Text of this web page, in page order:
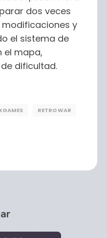
dos veces
modificaciones y
el sistema de
el mapa,
dificultad.
RETRO WAR